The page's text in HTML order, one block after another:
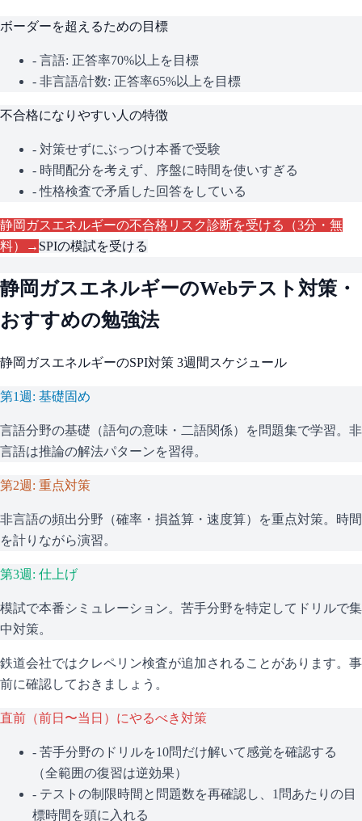
ボーダーを超えるための目標
- 言語: 正答率70%以上を目標
- 非言語/計数: 正答率65%以上を目標
不合格になりやすい人の特徴
- 対策せずにぶっつけ本番で受験
- 時間配分を考えず、序盤に時間を使いすぎる
- 性格検査で矛盾した回答をしている
静岡ガスエネルギーの不合格リスク診断を受ける（3分・無
料）→ SPIの模試を受ける
静岡ガスエネルギーのWebテスト対策・
おすすめの勉強法
静岡ガスエネルギーのSPI対策 3週間スケジュール
第1週: 基礎固め
言語分野の基礎（語句の意味・二語関係）を問題集で学習。非
言語は推論の解法パターンを習得。
第2週: 重点対策
非言語の頻出分野（確率・損益算・速度算）を重点対策。時間
を計りながら演習。
第3週: 仕上げ
模試で本番シミュレーション。苦手分野を特定してドリルで集
中対策。
鉄道会社ではクレペリン検査が追加されることがあります。事
前に確認しておきましょう。
直前（前日〜当日）にやるべき対策
- 苦手分野のドリルを10問だけ解いて感覚を確認する
（全範囲の復習は逆効果）
- テストの制限時間と問題数を再確認し、1問あたりの目
標時間を頭に入れる